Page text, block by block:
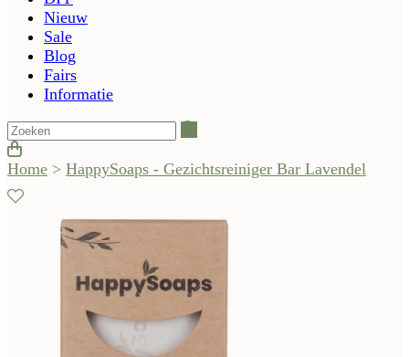
Nieuw
Sale
Blog
Fairs
Informatie
Home > HappySoaps - Gezichtsreiniger Bar Lavendel